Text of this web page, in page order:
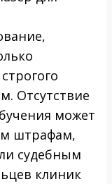
Отсутствие
может
штрафам,
судебным
клиник